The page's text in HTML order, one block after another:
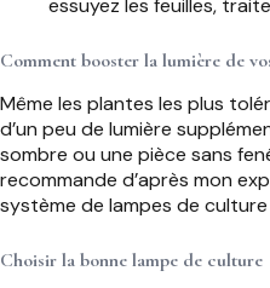
essuyez les feuilles,
Comment booster la lumière de
Même les plantes les plus
d’un peu de lumière
sombre ou une pièce sans
recommande d’après mon
système de lampes de
Choisir la bonne lampe de culture